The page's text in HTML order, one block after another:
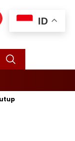
di Bali
ID